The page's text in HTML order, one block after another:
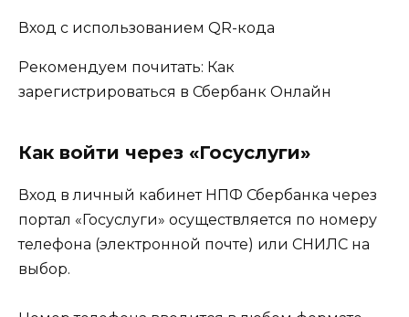
Вход с использованием QR-кода
Рекомендуем почитать: Как
зарегистрироваться в Сбербанк Онлайн
Как войти через «Госуслуги»
Вход в личный кабинет НПФ Сбербанка через
портал «Госуслуги» осуществляется по номеру
телефона (электронной почте) или СНИЛС на
выбор.